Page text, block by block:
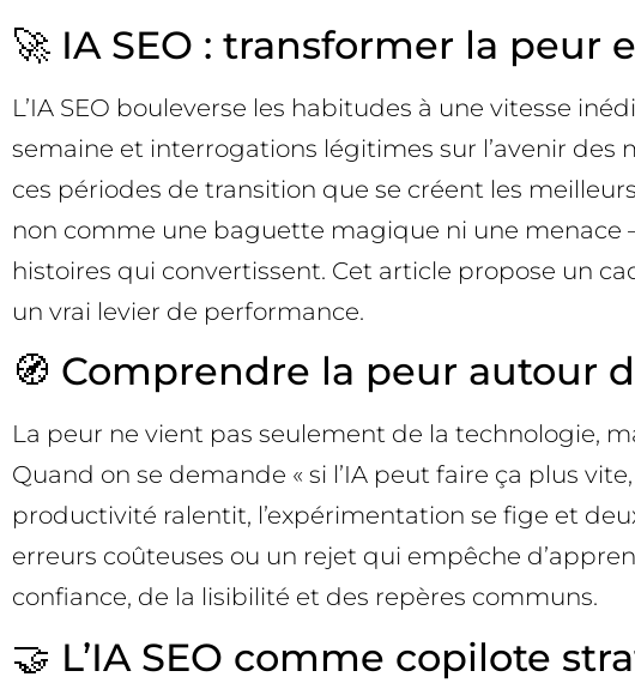
🚀 IA SEO : transformer la
L’IA SEO bouleverse les habitudes à une vitesse
semaine et interrogations légitimes sur l’avenir des
ces périodes de transition que se créent les
non comme une baguette magique ni une menace
histoires qui convertissent. Cet article propose un
un vrai levier de performance.
🧭 Comprendre la peur autour
La peur ne vient pas seulement de la technologie,
Quand on se demande « si l’IA peut faire ça plus
productivité ralentit, l’expérimentation se fige et
erreurs coûteuses ou un rejet qui empêche
confiance, de la lisibilité et des repères communs.
🤝 L’IA SEO comme copilote